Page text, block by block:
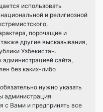
использовать
и религиозной
порочащие и
другие высказывания,
Узбекистан.
сайта,
без каких-либо
нужно указать
администрация
с Вами и предпринять все